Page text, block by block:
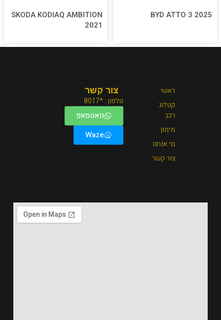
SKODA KODIAQ AMBITION
צור קשר
וואטסאפ
Waze